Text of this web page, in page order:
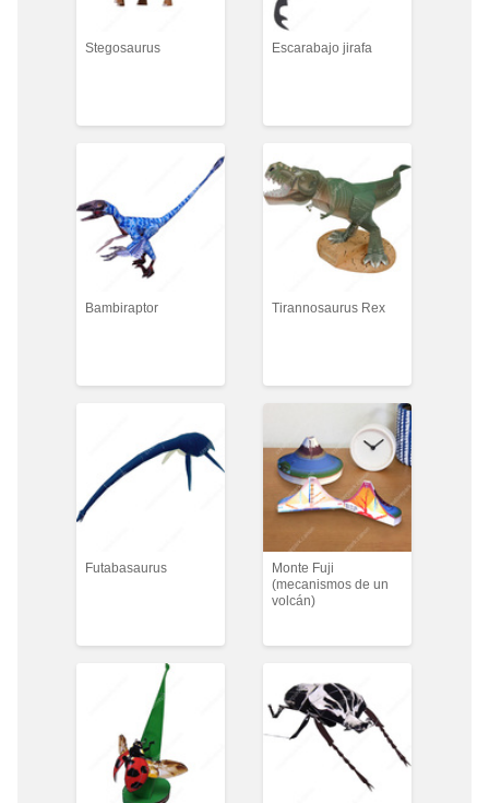
Stegosaurus Escarabajo jirafa
Bambiraptor Tirannosaurus Rex
Futabasaurus
Monte Fuji
(mecanismos de un
volcán)